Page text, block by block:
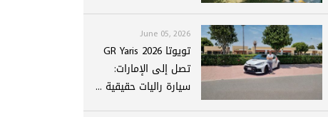
June 05, 2026
تويوتا GR Yaris 2026
تصل إلى الإمارات:
سيارة راليات حقيقية ...